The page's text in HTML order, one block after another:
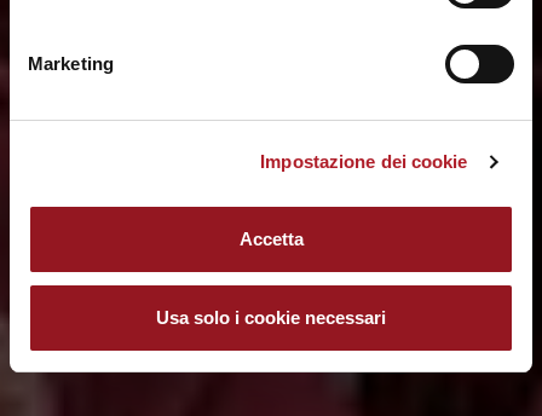
Marketing
Impostazione dei cookie
Accetta
Usa solo i cookie necessari